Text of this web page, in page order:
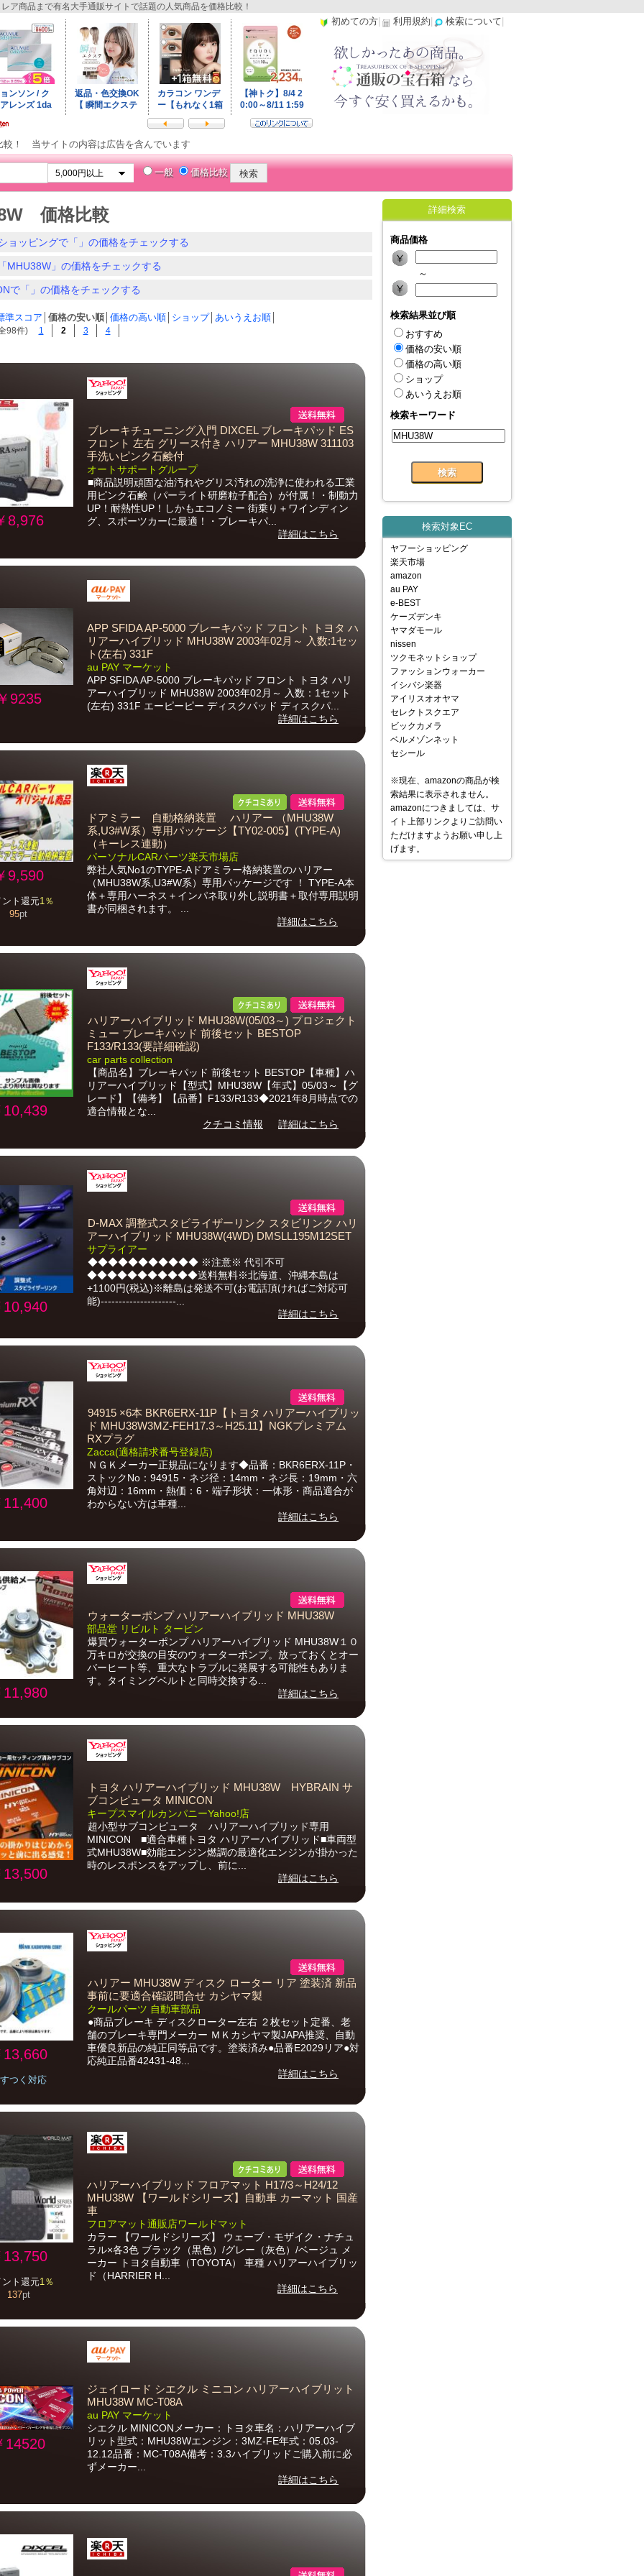
商品まで有名大手通販サイトで話題の人気商品を価格比較！
初めての方 利用規約 検索について
較！ 当サイトの内容は広告を含んでいます
一般 価格比較
価格比較
ョッピングで「」の価格をチェックする
MHU38W」の価格をチェックする
で「」の価格をチェックする
準スコア 価格の安い順 価格の高い順 ショップ│ あいうえお順
98件) 1 2 3 4
8,976
ブレーキチューニング入門 DIXCEL ブレーキパッド ES
フロント 左右 グリース付き ハリアー MHU38W 311103
手洗いピンク石鹸付
オートサポートグループ
■商品説明頑固な油汚れやグリス汚れの洗浄に使われる工業
用ピンク石鹸（パーライト研磨粒子配合）が付属！・制動力
UP！耐熱性UP！しかもエコノミー 街乗り＋ワインディン
グ、スポーツカーに最適！・ブレーキパ...
詳細はこちら
9235
APP SFIDA AP-5000 ブレーキパッド フロント トヨタ ハ
リアーハイブリッド MHU38W 2003年02月～ 入数:1セッ
ト(左右) 331F
au PAY マーケット
APP SFIDA AP-5000 ブレーキパッド フロント トヨタ ハリ
アーハイブリッド MHU38W 2003年02月～ 入数：1セット
(左右) 331F エーピーピー ディスクパッド ディスクパ...
詳細はこちら
9,590
ト還元1％
95pt
ドアミラー 自動格納装置 ハリアー （MHU38W
系,U3#W系）専用パッケージ【TY02-005】(TYPE-A)
（キーレス連動）
パーソナルCARパーツ楽天市場店
弊社人気No1のTYPE-Aドアミラー格納装置のハリアー
（MHU38W系,U3#W系）専用パッケージです ！ TYPE-A本
体＋専用ハーネス＋インパネ取り外し説明書＋取付専用説明
書が同梱されます。 ...
詳細はこちら
10,439
ハリアーハイブリッド MHU38W(05/03～) プロジェクト
ミュー ブレーキパッド 前後セット BESTOP
F133/R133(要詳細確認)
car parts collection
【商品名】ブレーキパッド 前後セット BESTOP【車種】ハ
リアーハイブリッド【型式】MHU38W【年式】05/03～【グ
レード】【備考】【品番】F133/R133◆2021年8月時点での
適合情報とな...
クチコミ情報
詳細はこちら
10,940
D-MAX 調整式スタビライザーリンク スタビリンク ハリ
アーハイブリッド MHU38W(4WD) DMSLL195M12SET
サプライアー
◆◆◆◆◆◆◆◆◆◆◆ ※注意※ 代引不可
◆◆◆◆◆◆◆◆◆◆◆送料無料※北海道、沖縄本島は
+1100円(税込)※離島は発送不可(お電話頂ければご対応可
能)---------------------...
詳細はこちら
11,400
94915 ×6本 BKR6ERX-11P【トヨタ ハリアーハイブリッ
ド MHU38W3MZ-FEH17.3～H25.11】NGKプレミアム
RXプラグ
Zacca(適格請求番号登録店)
ＮＧＫメーカー正規品になります◆品番：BKR6ERX-11P・
ストックNo：94915・ネジ径：14mm・ネジ長：19mm・六
角対辺：16mm・熱価：6・端子形状：一体形・商品適合が
わからない方は車種...
詳細はこちら
11,980
ウォーターポンプ ハリアーハイブリッド MHU38W
部品堂 リビルト タービン
爆買ウォーターポンプ ハリアーハイブリッド MHU38W１０
万キロが交換の目安のウォーターポンプ。放っておくとオー
バーヒート等、重大なトラブルに発展する可能性もありま
す。タイミングベルトと同時交換する...
詳細はこちら
13,500
トヨタ ハリアーハイブリッド MHU38W HYBRAIN サ
ブコンピュータ MINICON
キープスマイルカンパニーYahoo!店
超小型サブコンピュータ ハリアーハイブリッド専用
MINICON ■適合車種トヨタ ハリアーハイブリッド■車両型
式MHU38W■効能エンジン燃調の最適化エンジンが掛かった
時のレスポンスをアップし、前に...
詳細はこちら
13,660
つく対応
ハリアー MHU38W ディスク ローター リア 塗装済 新品
事前に要適合確認問合せ カシヤマ製
クールパーツ 自動車部品
●商品ブレーキ ディスクローター左右 ２枚セット定番、老
舗のブレーキ専門メーカー ＭＫカシヤマ製JAPA推奨、自動
車優良新品の純正同等品です。塗装済み●品番E2029リア●対
応純正品番42431-48...
詳細はこちら
13,750
ト還元1％
137pt
ハリアーハイブリッド フロアマット H17/3～H24/12
MHU38W 【ワールドシリーズ】自動車 カーマット 国産
車
フロアマット通販店ワールドマット
カラー 【ワールドシリーズ】 ウェーブ・モザイク・ナチュ
ラル×各3色 ブラック（黒色）/グレー（灰色）/ベージュ メ
ーカー トヨタ自動車（TOYOTA） 車種 ハリアーハイブリッ
ド（HARRIER H...
詳細はこちら
14520
ジェイロード シエクル ミニコン ハリアーハイブリット
MHU38W MC-T08A
au PAY マーケット
シエクル MINICONメーカー：トヨタ車名：ハリアーハイブ
リット型式：MHU38Wエンジン：3MZ-FE年式：05.03-
12.12品番：MC-T08A備考：3.3ハイブリッドご購入前に必
ずメーカー...
詳細はこちら
詳細検索
商品価格
～
検索結果並び順
おすすめ
価格の安い順
価格の高い順
ショップ
あいうえお順
検索キーワード
検索対象EC
ヤフーショッピング
楽天市場
amazon
au PAY
e-BEST
ケーズデンキ
ヤマダモール
nissen
ツクモネットショップ
ファッションウォーカー
イシバシ楽器
アイリスオオヤマ
セレクトスクエア
ビックカメラ
ベルメゾンネット
セシール
※現在、amazonの商品が検
索結果に表示されません。
amazonにつきましては、サ
イト上部リンクよりご訪問い
ただけますようお願い申し上
げます。